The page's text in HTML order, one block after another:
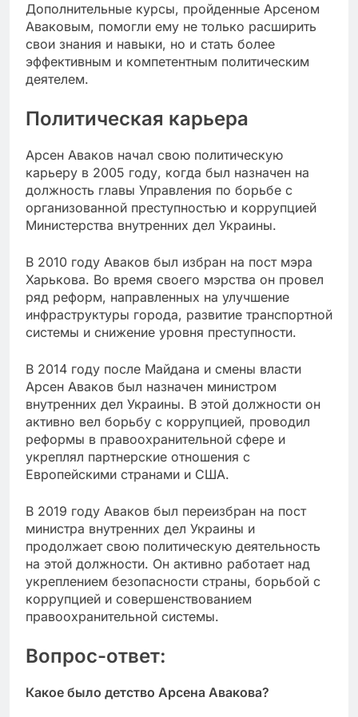
Дополнительные курсы, пройденные Арсеном
Аваковым, помогли ему не только расширить
свои знания и навыки, но и стать более
эффективным и компетентным политическим
деятелем.
Политическая карьера
Арсен Аваков начал свою политическую
карьеру в 2005 году, когда был назначен на
должность главы Управления по борьбе с
организованной преступностью и коррупцией
Министерства внутренних дел Украины.
В 2010 году Аваков был избран на пост мэра
Харькова. Во время своего мэрства он провел
ряд реформ, направленных на улучшение
инфраструктуры города, развитие транспортной
системы и снижение уровня преступности.
В 2014 году после Майдана и смены власти
Арсен Аваков был назначен министром
внутренних дел Украины. В этой должности он
активно вел борьбу с коррупцией, проводил
реформы в правоохранительной сфере и
укреплял партнерские отношения с
Европейскими странами и США.
В 2019 году Аваков был переизбран на пост
министра внутренних дел Украины и
продолжает свою политическую деятельность
на этой должности. Он активно работает над
укреплением безопасности страны, борьбой с
коррупцией и совершенствованием
правоохранительной системы.
Вопрос-ответ:
Какое было детство Арсена Авакова?